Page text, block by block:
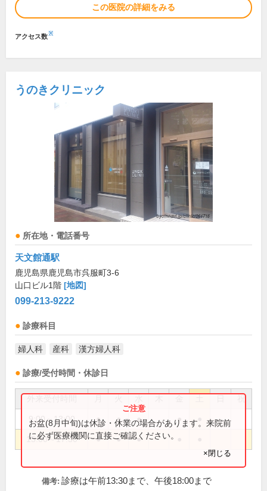
この医院の詳細をみる
アクセス数※
うのきクリニック
所在地・電話番号
天文館通駅
鹿児島県鹿児島市呉服町3-6
山口ビル1階 [地図]
099-213-9222
診療科目
婦人科 産科 漢方婦人科
診療/受付時間・休診日
祝
9:00～13:00 ● ● ● ●
15:00～17:30 ● ● ●
お盆(8月中旬)は休診・休業の場合があります。来院前
に必ず医療機関に直接ご確認ください。
×閉じる
備考: 診療は午前13:30まで、午後18:00まで